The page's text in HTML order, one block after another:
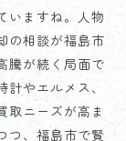
いますね。人物
の相談が福島市
騰が続く局面で
やエルメス、
取ニーズが高ま
つ、福島市で賢